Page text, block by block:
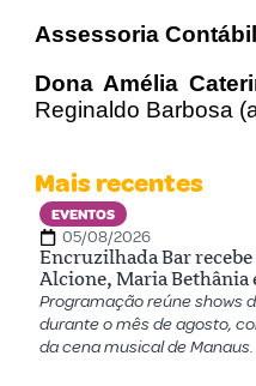
Assessoria
Dona Amélia
Reginaldo Barbosa
Mais recentes
EVENTOS
05/08/2026
Encruzilhada Bar
Alcione, Maria Bethânia
Programação reúne shows
durante o mês de agosto,
da cena musical de Manaus.